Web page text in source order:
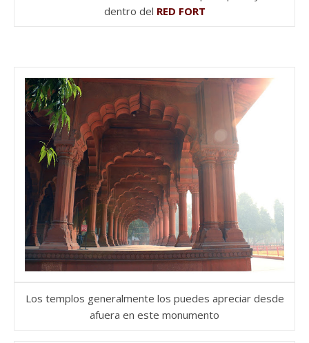
dentro del RED FORT
Los templos generalmente los puedes apreciar desde
afuera en este monumento